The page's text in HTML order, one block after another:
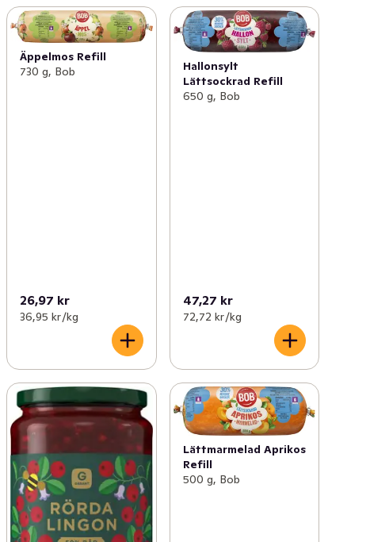
Äppelmos Refill
730 g, Bob
26,97 kr
36,95 kr /kg
Hallonsylt
Lättsockrad Refill
650 g, Bob
47,27 kr
72,72 kr /kg
Lättmarmelad Aprikos
Refill
500 g, Bob